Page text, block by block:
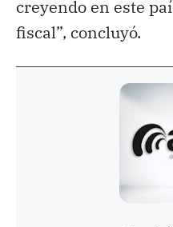
creyendo en este
fiscal”, concluyó.